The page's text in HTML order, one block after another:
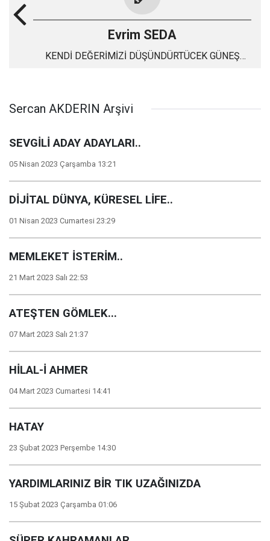
Evrim SEDA
KENDİ DEĞERİMİZİ DÜŞÜNDÜRTÜCEK GÜNEŞ
Sercan AKDERIN Arşivi
SEVGİLİ ADAY ADAYLARI..
05 Nisan 2023 Çarşamba 13:21
DİJİTAL DÜNYA, KÜRESEL LİFE..
01 Nisan 2023 Cumartesi 23:29
MEMLEKET İSTERİM..
21 Mart 2023 Salı 22:53
ATEŞTEN GÖMLEK...
07 Mart 2023 Salı 21:37
HİLAL-İ AHMER
04 Mart 2023 Cumartesi 14:41
HATAY
23 Şubat 2023 Perşembe 14:30
YARDIMLARINIZ BİR TIK UZAĞINIZDA
15 Şubat 2023 Çarşamba 01:06